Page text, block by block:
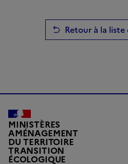
Retour à la
MINISTÈRES
AMÉNAGEMENT
DU TERRITOIRE
TRANSITION
ÉCOLOGIQUE